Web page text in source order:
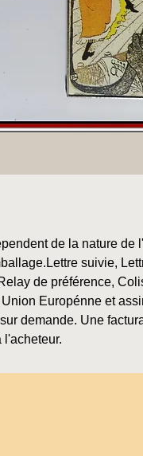
de la nature de
suivie,
de préférence,
Europénne et
demande. Une
l'acheteur.